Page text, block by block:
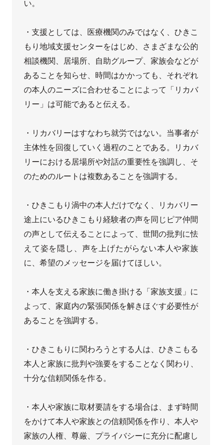
い。
・支援としては、医療機関のみではなく、ひきこ
もり地域支援センターをはじめ、さまざまな公的
相談機関、居場所、自助グループ、家族会などが
あることを知らせ、時間はかかっても、それぞれ
の本人のニーズに合わせることによって「リカバ
リー」は可能であると伝える。
・リカバリーはすなわち就労ではない。当事者が
主体性を回復していく過程のことである。リカバ
リーにおける居場所や対話の重要性を強調し、そ
のためのルートは複数あることを強調する。
・ひきこもり渦中の本人だけでなく、リカバリー
途上にいるひきこもり経験者の声を同じピア仲間
の声として伝えることによって、世間の批判に怯
えて姿を隠し、声を上げたがらない本人や家族
に、希望のメッセージを届けてほしい。
・本人を支える家族に働き掛ける「家族支援」に
よって、家庭内の緊張関係を解きほぐす必要性が
あることを強調する。
・ひきこもりに関わろうとする人は、ひきこもる
本人と家族に批判や強要をすることなく関わり、
十分な信頼関係を作る。
・本人や家族に取材要請をする場合は、まず時間
をかけて本人や家族との信頼関係を作り、本人や
家族の人権、尊厳、プライバシーに充分に配慮し